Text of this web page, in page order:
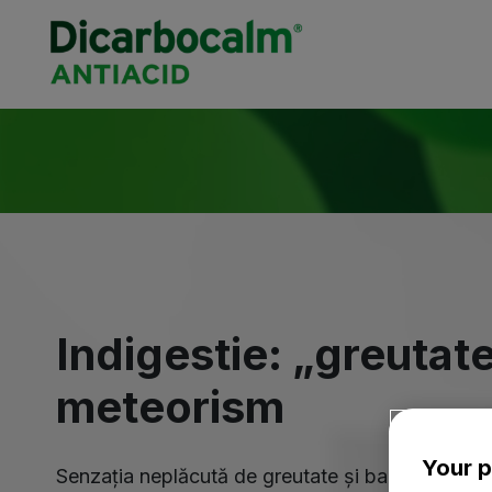
Indigestie:
meteorism
Senzația neplăcută de greutate și balonare a
Your